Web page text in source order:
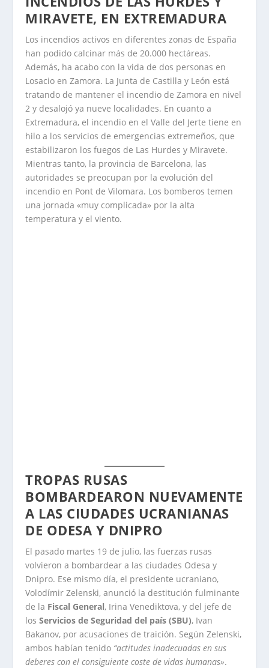
MIRAVETE, EN EXTREMADURA
Los incendios activos en diferentes zonas de España
han podido calcinar más de 20.000 hectáreas.
Además, ha acabo con la vida de dos personas en
Losacio en Zamora. La Junta de Castilla y León está
tratando de mantener el incendio de Zamora en nivel
2 y desalojó ya nueve localidades. En cuanto a
Extremadura, el incendio en el Valle del Jerte tiene en
hilo a los servicios de emergencias extremeños, que
estabilizaron los fuegos de Las Hurdes y Miravete.
Mientras tanto, la provincia de Barcelona, las
autoridades se preocupan por la evolución del
incendio en Pont de Vilomara. Los bomberos temen
una jornada «muy complicada» por la alta
temperatura y el viento.
TROPAS RUSAS
BOMBARDEARON NUEVAMENTE
A LAS CIUDADES UCRANIANAS
DE ODESA Y DNIPRO
El pasado martes 19 de julio, las fuerzas rusas
volvieron a bombardear a las ciudades Odesa y
Dnipro. Ese mismo día, el presidente ucraniano,
Volodímir Zelenski, anunció la destitución fulminante
de la Fiscal General, Irina Venediktova, y del jefe de
losServicios de Seguridad del país (SBU), Ivan
Bakanov, por acusaciones de traición. Según Zelenski,
ambos habían tenido “actitudes inadecuadas en sus
deberes con el consiguiente coste de vidas humanas».